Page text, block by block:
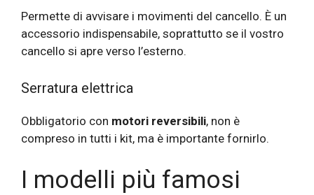
Permette di avvisare i movimenti del cancello. È un
accessorio indispensabile, soprattutto se il vostro
cancello si apre verso l’esterno.
Serratura elettrica
Obbligatorio con motori reversibili, non è
compreso in tutti i kit, ma è importante fornirlo.
I modelli più famosi